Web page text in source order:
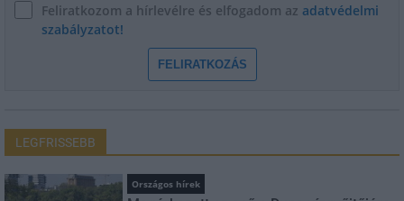
Feliratkozom a hírlevélre és elfogadom az adatvédelmi
szabályzatot!
FELIRATKOZÁS
LEGFRISSEBB
Országos hírek